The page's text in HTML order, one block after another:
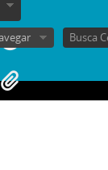
Quanti